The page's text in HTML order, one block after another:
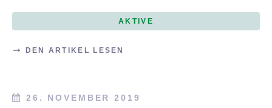
AKTIVE
DEN ARTIKEL LESEN
26. NOVEMBER 2019